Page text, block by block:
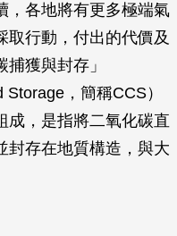
，各地將有更多極端氣
取行動，付出的代價及
獲與封存」
Storage，簡稱CCS）
成，是指將二氧化碳直
封存在地質構造，與大